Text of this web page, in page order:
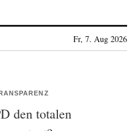
Fr, 7. Aug 2026
den totalen